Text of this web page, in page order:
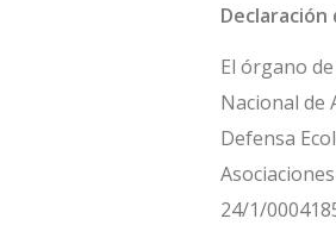
El órgano
Nacional de
Defensa
24/1/